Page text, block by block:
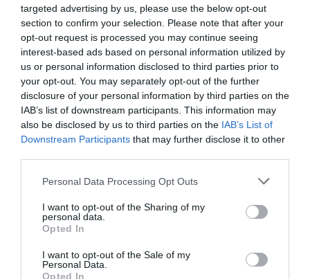
targeted advertising by us, please use the below opt-out
section to confirm your selection. Please note that after your
opt-out request is processed you may continue seeing
interest-based ads based on personal information utilized by
us or personal information disclosed to third parties prior to
your opt-out. You may separately opt-out of the further
disclosure of your personal information by third parties on the
IAB’s list of downstream participants. This information may
also be disclosed by us to third parties on the IAB’s List of
Downstream Participants that may further disclose it to other
Please note that this website/app uses one or more Google
not limited to your visit or usage behaviour. You may click to
grant or deny consent to Google and its third-party tags to
use your data for below specified purposes in below Google
consent section.
Personal Data Processing Opt Outs
I want to opt-out of the Sharing of my
personal data.
Opted In
I want to opt-out of the Sale of my
Personal Data.
Opted In
Dsida Jenő: Hálaadás
Amíg ő véd engem, nem ér semmi bánat!
Körülvesz virrasztó áldó szeretettel.
Értem éjjel-nappal dolgozni nem restel.
Áldott teste, lelke csak érettem fárad.